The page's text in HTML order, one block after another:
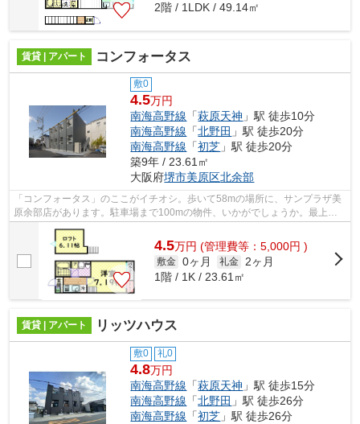
2階 / 1LDK / 49.14㎡
賃貸 | アパート コンフォータス
敷0
4.5万円
南海高野線 「萩原天神 」駅 徒歩10分
南海高野線 「北野田 」駅 徒歩20分
南海高野線 「初芝 」駅 徒歩20分
築9年 / 23.61㎡
大阪府堺市美原区北余部
「コンフォータス」のここがイチオシ。歩いて58mの場所に、サンプラザ美
原余部店があります。駐車場まで100mの物件、いかがでしょうか。最上階
の物件です。できるだけ早めに不動産情報...
4.5万円 (管理費等：5,000円 )
敷金 0ヶ月 礼金
2ヶ月
1階 / 1K / 23.61㎡
賃貸 | アパート リッツハウス
敷0 礼0
4.8万円
南海高野線 「萩原天神 」駅 徒歩15分
南海高野線 「北野田 」駅 徒歩26分
南海高野線 「初芝 」駅 徒歩26分